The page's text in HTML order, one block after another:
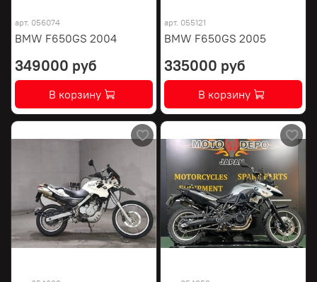
арт. 056074
BMW F650GS 2004
349000 руб
В корзину
арт. 055121
BMW F650GS 2005
335000 руб
В корзину